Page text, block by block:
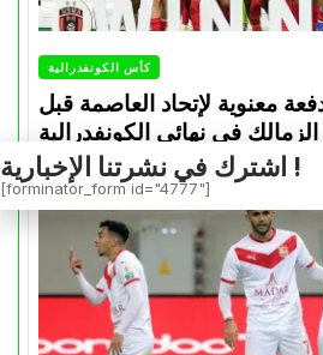
كأس الكونفدرالية
معنوية لإتحاد العاصمة قبل
في نهائي الكونفدرالية
Avril 30, 2026 اشترك في نشرتنا الإخبارية !
[forminator_form id="4777"]